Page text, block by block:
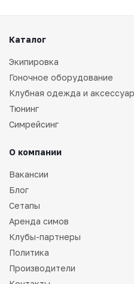
Каталог
Экипировка
Гоночное оборудование
Клубная одежда и
Тюнинг
Симрейсинг
О компании
Вакансии
Блог
Сетапы
Аренда симов
Клубы-партнеры
Политика
Производители